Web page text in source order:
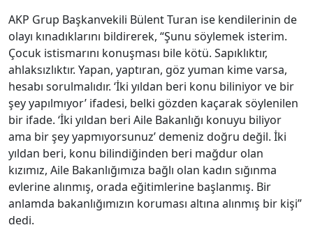
AKP Grup Başkanvekili Bülent Turan ise kendilerinin de
olayı kınadıklarını bildirerek, “Şunu söylemek isterim.
Çocuk istismarını konuşması bile kötü. Sapıklıktır,
ahlaksızlıktır. Yapan, yaptıran, göz yuman kime varsa,
hesabı sorulmalıdır. ‘İki yıldan beri konu biliniyor ve bir
şey yapılmıyor’ ifadesi, belki gözden kaçarak söylenilen
bir ifade. ‘İki yıldan beri Aile Bakanlığı konuyu biliyor
ama bir şey yapmıyorsunuz’ demeniz doğru değil. İki
yıldan beri, konu bilindiğinden beri mağdur olan
kızımız, Aile Bakanlığımıza bağlı olan kadın sığınma
evlerine alınmış, orada eğitimlerine başlanmış. Bir
anlamda bakanlığımızın koruması altına alınmış bir kişi”
dedi.